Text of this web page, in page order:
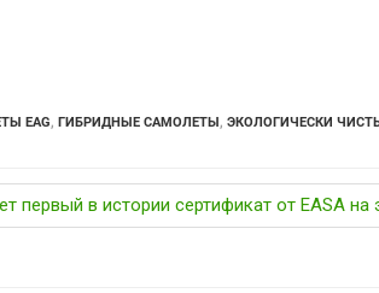
EAG, ГИБРИДНЫЕ САМОЛЕТЫ , ЭКОЛОГИЧЕСКИ
первый в истории сертификат от EASA на